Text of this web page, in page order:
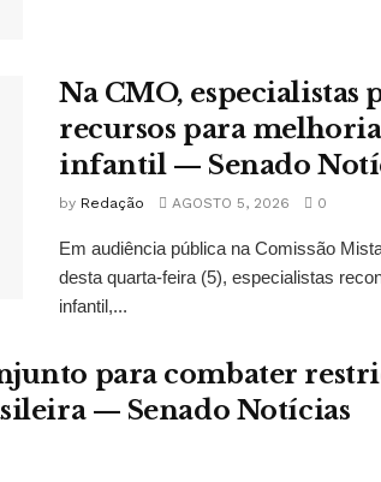
Na CMO, especialistas
recursos para
infantil — Senado
by Redação AGOSTO 5, 2026 0
Em audiência pública na Comissão
desta quarta-feira (5), especialistas
infantil,...
para combater
— Senado Notícias